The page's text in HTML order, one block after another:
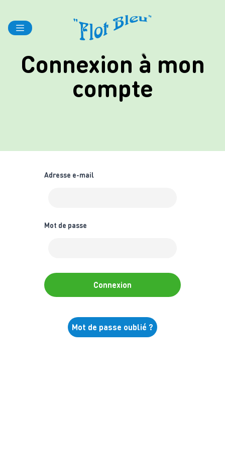
Connexion à mon
compte
Adresse e-mail
Mot de passe
Connexion
Mot de passe oublié ?